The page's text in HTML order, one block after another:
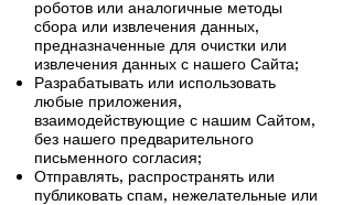
роботов или аналогичные методы
сбора или извлечения данных,
предназначенные для очистки или
извлечения данных с нашего Сайта;
Разрабатывать или использовать
любые приложения,
взаимодействующие с нашим Сайтом,
без нашего предварительного
письменного согласия;
Отправлять, распространять или
публиковать спам, нежелательные или